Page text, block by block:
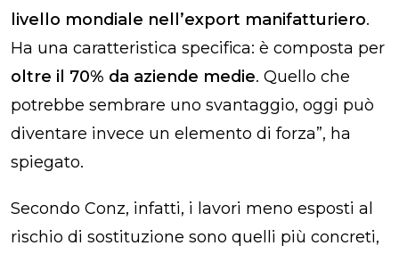
livello mondiale nell’export manifatturiero.
Ha una caratteristica specifica: è composta per
oltre il 70% da aziende medie. Quello che
potrebbe sembrare uno svantaggio, oggi può
diventare invece un elemento di forza”, ha
spiegato.
Secondo Conz, infatti, i lavori meno esposti al
rischio di sostituzione sono quelli più concreti,